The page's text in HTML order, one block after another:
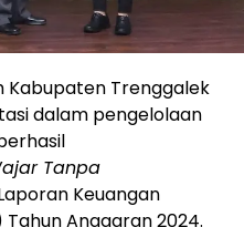
Kabupaten Trenggalek
dalam pengelolaan
Tanpa
Keuangan
Anggaran 2024.